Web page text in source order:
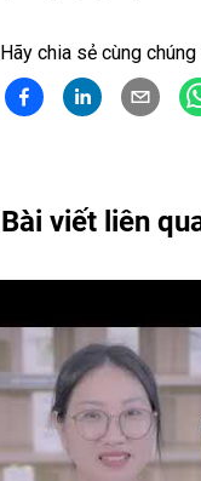
Hãy chia sẻ cùng
Bài viết liên